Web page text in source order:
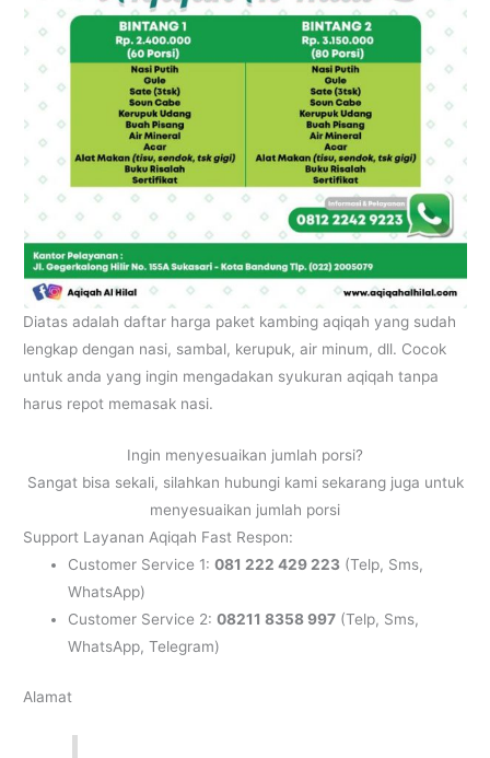
Diatas adalah daftar harga paket kambing aqiqah yang sudah
lengkap dengan nasi, sambal, kerupuk, air minum, dll. Cocok
untuk anda yang ingin mengadakan syukuran aqiqah tanpa
harus repot memasak nasi.
Ingin menyesuaikan jumlah porsi?
Sangat bisa sekali, silahkan hubungi kami sekarang juga untuk
menyesuaikan jumlah porsi
Support Layanan Aqiqah Fast Respon:
Customer Service 1:081 222 429 223 (Telp, Sms,
WhatsApp)
Customer Service 2:08211 8358 997 (Telp, Sms,
WhatsApp, Telegram)
Alamat